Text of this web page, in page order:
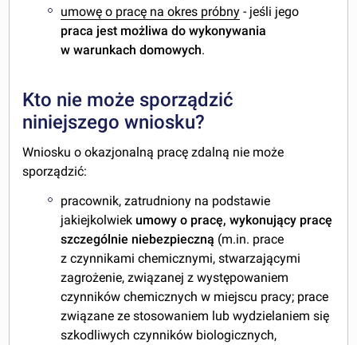
umowę o pracę na okres próbny - jeśli jego
praca jest możliwa do wykonywania
w warunkach domowych.
Kto nie może sporządzić
niniejszego wniosku?
Wniosku o okazjonalną pracę zdalną nie może
sporządzić:
pracownik, zatrudniony na podstawie
jakiejkolwiek umowy o pracę, wykonujący pracę
szczególnie niebezpieczną (m.in. prace
z czynnikami chemicznymi, stwarzającymi
zagrożenie, związanej z występowaniem
czynników chemicznych w miejscu pracy; prace
związane ze stosowaniem lub wydzielaniem się
szkodliwych czynników biologicznych,